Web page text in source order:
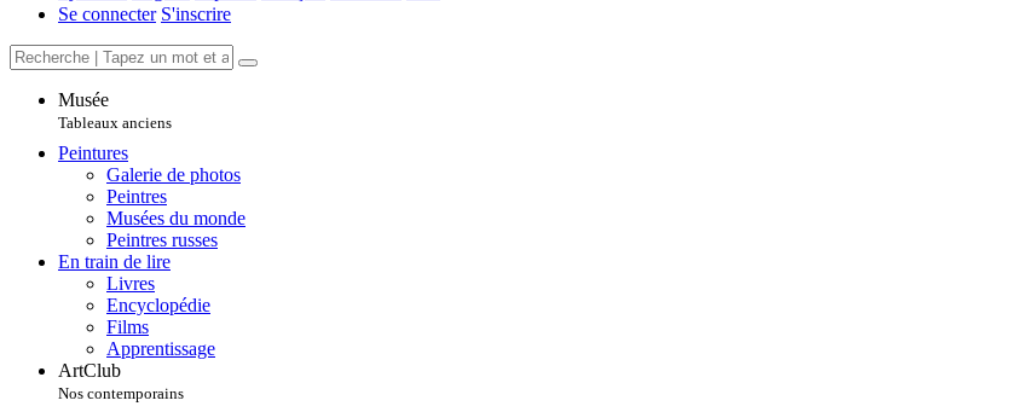
Se connecter S'inscrire
Musée
Tableaux anciens
Peintures
Galerie de photos
Peintres
Musées du monde
Peintres russes
En train de lire
Livres
Encyclopédie
Films
Apprentissage
ArtClub
Nos contemporains